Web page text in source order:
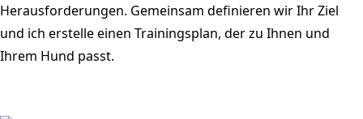
Herausforderungen. Gemeinsam definieren wir Ihr Ziel
und ich erstelle einen Trainingsplan, der zu Ihnen und
Ihrem Hund passt.